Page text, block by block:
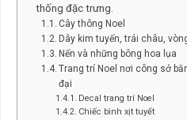
thống đặc trưng.
Cây thông Noel
Dây kim tuyến, trái châu,
Nến và những bông hoa lụa
Trang trí Noel nơi công sở
đại
Decal trang trí Noel
Chiếc bình xịt tuyết